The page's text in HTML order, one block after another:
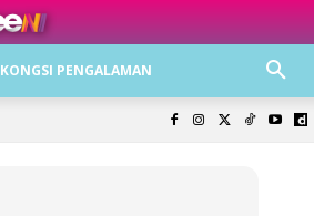
KONGSI PENGALAMAN